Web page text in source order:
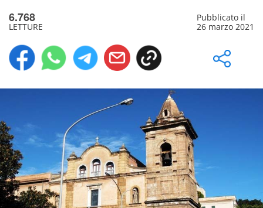
6.768
LETTURE
Pubblicato il
26 marzo 2021